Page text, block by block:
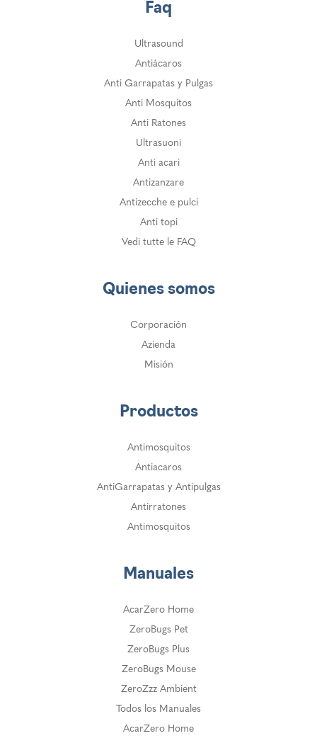
Faq
Ultrasound
Antiácaros
Anti Garrapatas y Pulgas
Anti Mosquitos
Anti Ratones
Ultrasuoni
Anti acari
Antizanzare
Antizecche e pulci
Anti topi
Vedi tutte le FAQ
Quienes somos
Corporación
Azienda
Misión
Productos
Antimosquitos
Antiacaros
AntiGarrapatas y Antipulgas
Antirratones
Antimosquitos
Manuales
AcarZero Home
ZeroBugs Pet
ZeroBugs Plus
ZeroBugs Mouse
ZeroZzz Ambient
Todos los Manuales
AcarZero Home